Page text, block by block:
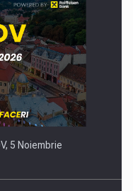
5 Noiembrie